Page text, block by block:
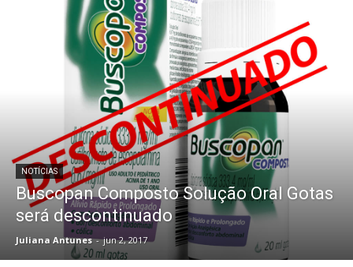
NOTÍCIAS
Buscopan Composto Solução Oral Gotas
será descontinuado
Juliana Antunes - jun 2, 2017